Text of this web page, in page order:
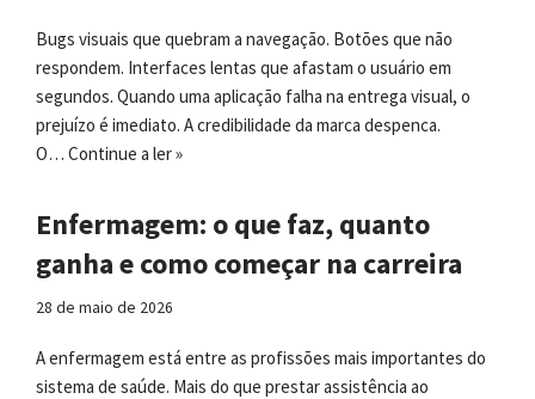
Bugs visuais que quebram a navegação. Botões que não
respondem. Interfaces lentas que afastam o usuário em
segundos. Quando uma aplicação falha na entrega visual, o
prejuízo é imediato. A credibilidade da marca despenca.
O… Continue a ler »
Enfermagem: o que faz, quanto
ganha e como começar na carreira
28 de maio de 2026
A enfermagem está entre as profissões mais importantes do
sistema de saúde. Mais do que prestar assistência ao